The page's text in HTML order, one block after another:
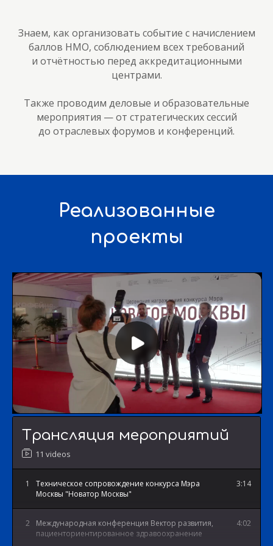
Знаем, как организовать событие с начислением
баллов НМО, соблюдением всех требований
и отчётностью перед аккредитационными
центрами.
Также проводим деловые и образовательные
мероприятия — от стратегических сессий
до отраслевых форумов и конференций.
Реализованные
проекты
Трансляция мероприятий
11 videos
1
Техническое сопровождение конкурса Мэра
Москвы "Новатор Москвы"
3:14
2
Международная конференция Вектор развития,
пациенториентированное здравоохранение
4:02